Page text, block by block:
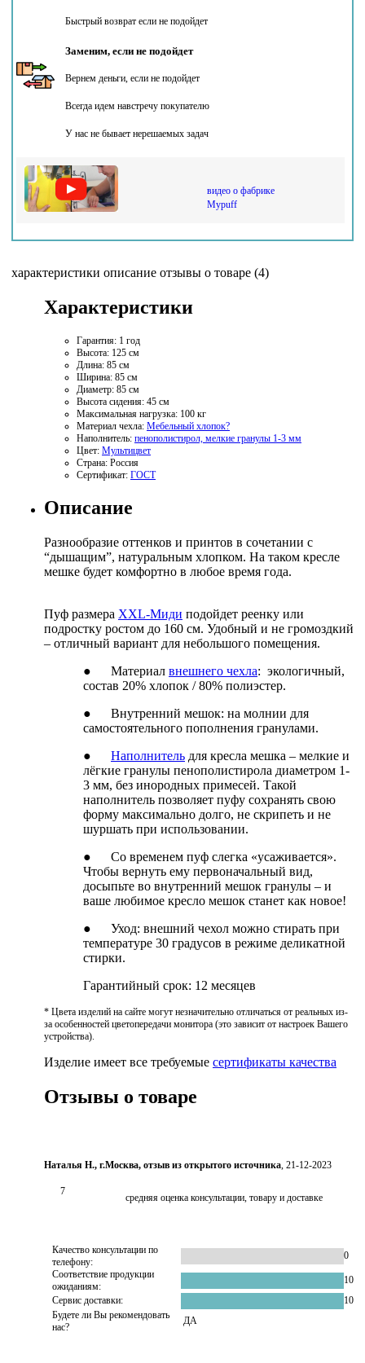
Быстрый возврат если не подойдет
Заменим, если не подойдет
Вернем деньги, если не подойдет
Всегда идем навстречу покупателю
У нас не бывает нерешаемых задач
видео о фабрике
Mypuff
характеристики описание отзывы о товаре (4)
Характеристики
Гарантия: 1 год
Высота: 125 см
Длина: 85 см
Ширина: 85 см
Диаметр: 85 см
Высота сидения: 45 см
Максимальная нагрузка: 100 кг
Материал чехла: Мебельный хлопок?
Наполнитель: пенополистирол, мелкие гранулы 1-3 мм
Цвет: Мультицвет
Страна: Россия
Сертификат: ГОСТ
Описание
Разнообразие оттенков и принтов в сочетании с
“дышащим”, натуральным хлопком. На таком кресле
мешке будет комфортно в любое время года.
Пуф размера XXL-Миди подойдет реенку или
подростку ростом до 160 см. Удобный и не громоздкий
– отличный вариант для небольшого помещения.
● Материал внешнего чехла: экологичный,
состав 20% хлопок / 80% полиэстер.
● Внутренний мешок: на молнии для
самостоятельного пополнения гранулами.
● Наполнитель для кресла мешка – мелкие и
лёгкие гранулы пенополистирола диаметром 1-
3 мм, без инородных примесей. Такой
наполнитель позволяет пуфу сохранять свою
форму максимально долго, не скрипеть и не
шуршать при использовании.
● Со временем пуф слегка «усаживается».
Чтобы вернуть ему первоначальный вид,
досыпьте во внутренний мешок гранулы – и
ваше любимое кресло мешок станет как новое!
● Уход: внешний чехол можно стирать при
температуре 30 градусов в режиме деликатной
стирки.
Гарантийный срок: 12 месяцев
* Цвета изделий на сайте могут незначительно отличаться от реальных из-
за особенностей цветопередачи монитора (это зависит от настроек Вашего
устройства).
Изделие имеет все требуемые сертификаты качества
Отзывы о товаре
Наталья Н., г.Москва, отзыв из открытого источника, 21-12-2023
7
средняя оценка консультации, товару и доставке
Качество консультации по
телефону:
0
Соответствие продукции
ожиданиям:
10
Сервис доставки:
10
Будете ли Вы рекомендовать
нас?
ДА